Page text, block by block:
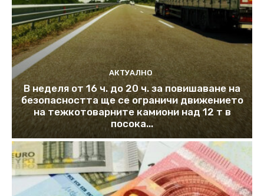
АКТУАЛНО
В неделя от 16 ч. до 20 ч. за повишаване на
безопасността ще се ограничи движението
на тежкотоварните камиони над 12 т в
посока...